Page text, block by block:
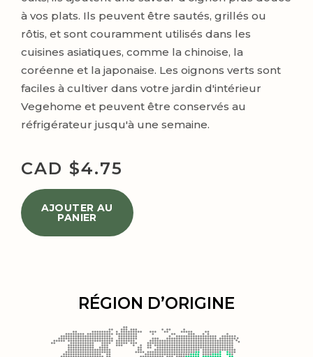
à vos plats. Ils peuvent être sautés, grillés ou
rôtis, et sont couramment utilisés dans les
cuisines asiatiques, comme la chinoise, la
coréenne et la japonaise. Les oignons verts sont
faciles à cultiver dans votre jardin d'intérieur
Vegehome et peuvent être conservés au
réfrigérateur jusqu'à une semaine.
CAD $4.75
AJOUTER AU
PANIER
RÉGION D’ORIGINE